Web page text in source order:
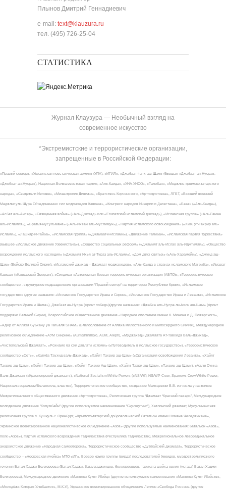
Плынов Дмитрий Геннадиевич
e-mail: text@klauzura.ru
тел. (495) 726-25-04
СТАТИСТИКА
Журнал Клаузура — Необычный взгляд на
современное искусство
*Экстремистские и террористические организации,
запрещенные в Российской Федерации:
«Правый сектор», «Украинская повстанческая армия» (УПА), «ИГИЛ», «Джабхат Фатх аш-Шам» (бывшая «Джабхат ан-Нусра»,
«Джебхат ан-Нусра»), Национал-Большевистская партия, «Аль-Каида», «УНА-УНСО», «Талибан», «Меджлис крымско-татарского
народа», «Свидетели Иеговы», «Мизантропик Дивижн», «Братство» Корчинского, «Артподготовка», ЛГБТ, «Высший военный
Маджлисуль Шура Объединенных сил моджахедов Кавказа», «Конгресс народов Ичкерии и Дагестана», «База» («Аль-Каида»),
«Асбат аль-Ансар», «Священная война» («Аль-Джихад» или «Египетский исламский джихад»), «Исламская группа» («Аль-Гамаа
аль-Исламия»), «Братья-мусульмане» («Аль-Ихван аль-Муслимун»), «Партия исламского освобождения» («Хизб ут-Тахрир аль-
Ислами»), «Лашкар-И-Тайба», «Исламская группа» («Джамаат-и-Ислами»), «Движение Талибан», «Исламская партия Туркестана»
(бывшее «Исламское движение Узбекистана»), «Общество социальных реформ» («Джамият аль-Ислах аль-Иджтимаи»), «Общество
возрождения исламского наследия» («Джамият Ихья ат-Тураз аль-Ислами»), «Дом двух святых» («Аль-Харамейн»), «Джунд аш-
Шам» (Войско Великой Сирии), «Исламский джихад – Джамаат моджахедов», «Аль-Каида в странах исламского Магриба», «Имарат
Кавказ» («Кавказский Эмират»), «Синдикат «Автономная боевая террористическая организация (АБТО)», «Террористическое
сообщество - структурное подразделение организации "Правый сектор" на территории Республики Крым», «Исламское
государство» (другие названия: «Исламское Государство Ирака и Сирии», «Исламское Государство Ирака и Леванта», «Исламское
Государство Ирака и Шама»), Джебхат ан-Нусра (Фронт победы)(другие названия: «Джабха аль-Нусра ли-Ахль аш-Шам» (Фронт
поддержки Великой Сирии), Всероссийское общественное движение «Народное ополчение имени К. Минина и Д. Пожарского»,
«Аджр от Аллаха Субхану уа Тагьаля SHAM» (Благословение от Аллаха милоственного и милосердного СИРИЯ), Международное
религиозное объединение «АУМ Синрике» (AumShinrikyo, AUM, Aleph), «Муджахеды джамаата Ат-Тавхида Валь-Джихад»,
«Чистопольский Джамаат», «Рохнамо ба суи давлати исломи» («Путеводитель в исламское государство»), «Террористическое
сообщество «Сеть», «Катиба Таухид валь-Джихад», «Хайят Тахрир аш-Шам» («Организация освобождения Леванта», «Хайят
Тахрир аш-Шам», «Хейят Тахрир аш-Шам», «Хейят Тахрир Аш-Шам», «Хайят Тахри аш-Шам», «Тахрир аш-Шам»), «Ахлю Сунна
Валь Джамаа» («Красноярский джамаат»), «National Socialism/White Power» («NS/WP, NS/WP Crew, Sparrows Crew/White Power,
Национал-социализм/Белаясила, власть»), Террористическое сообщество, созданное Мальцевым В.В. из числа участников
Межрегионального общественного движения «Артподготовка», Религиозная группа “Джамаат “Красный пахарь”, Международное
молодежное движение "Колумбайн" (другое используемое наименование "Скулшутинг"), Хатлонский джамаат, Мусульманская
религиозная группа п. Кушкуль г. Оренбург, «Крымско-татарский добровольческий батальон имени Номана Челеджихана»,
Украинское военизированное националистическое объединение «Азов» (другие используемые наименования: батальон «Азов»,
полк «Азов»), Партия исламского возрождения Таджикистана (Республика Таджикистан), Межрегиональное леворадикальное
анархистское движение «Народная самооборона», Террористическое сообщество «Дуббайский джамаат», Террористическое
сообщество – «московская ячейка» МТО «ИГ», Боевое крыло группы (вирда) последователей (мюидов, мурдов) религиозного
течения Батал-Хаджи Белхороева (Батал-Хаджи, баталхаджинцев, белхороевцев, тариката шейха овлия (устаза) Батал-Хаджи
Белхороева), Международное движение «Маньяки Культ Убийц» (другие используемые наименования «Маньяки Культ Убийств»,
«Молодёжь Которая Улыбается», М.К.У.), Украинское военизированное объединение Легион «Свобода России» (другое